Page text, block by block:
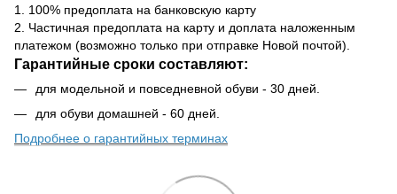
1. 100% предоплата на банковскую карту
2. Частичная предоплата на карту и доплата наложенным
платежом (возможно только при отправке Новой почтой).
Гарантийные сроки составляют:
для модельной и повседневной обуви - 30 дней.
для обуви домашней - 60 дней.
Подробнее о гарантийных терминах